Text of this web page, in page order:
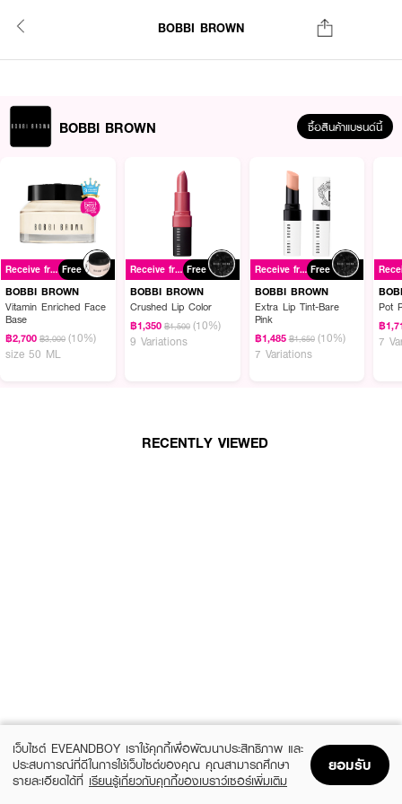
BOBBI BROWN
BOBBI BROWN ซื้อสินค้าแบรนด์นี้
Receive free gift Free
BOBBI BROWN
Vitamin Enriched Face
Base
฿2,700 ฿3,000 (10%)
size 50 ML
Receive free gift Free
BOBBI BROWN
Crushed Lip Color
฿1,350 ฿1,500 (10%)
9 Variations
Receive free gift Free
BOBBI BROWN
Extra Lip Tint-Bare
Pink
฿1,485 ฿1,650 (10%)
7 Variations
Pot
฿
7
RECENTLY VIEWED
เว็บไซต์ EVEANDBOY เราใช้คุกกี้เพื่อพัฒนาประสิทธิภาพ และ
ประสบการณ์ที่ดีในการใช้เว็บไซต์ของคุณ คุณสามารถศึกษา
รายละเอียดได้ที่ เรียนรู้เกี่ยวกับคุกกี้ของเบราว์เซอร์เพิ่มเติม
ยอมรับ